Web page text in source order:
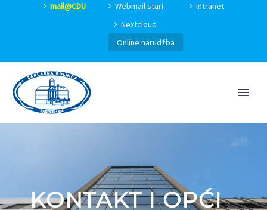
mail@CDU Webmail stari
Intranet
Nextcloud
Online narudžba
KONTAKT I OPĆI